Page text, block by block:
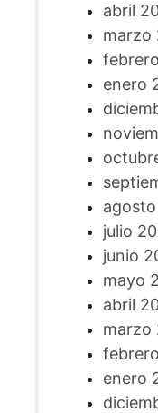
abril
marzo
enero
julio
junio
mayo
abril
marzo
enero